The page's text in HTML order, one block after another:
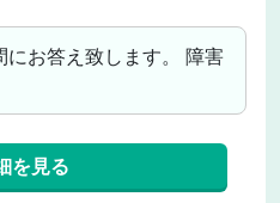
お答え致します。 障害
を見る